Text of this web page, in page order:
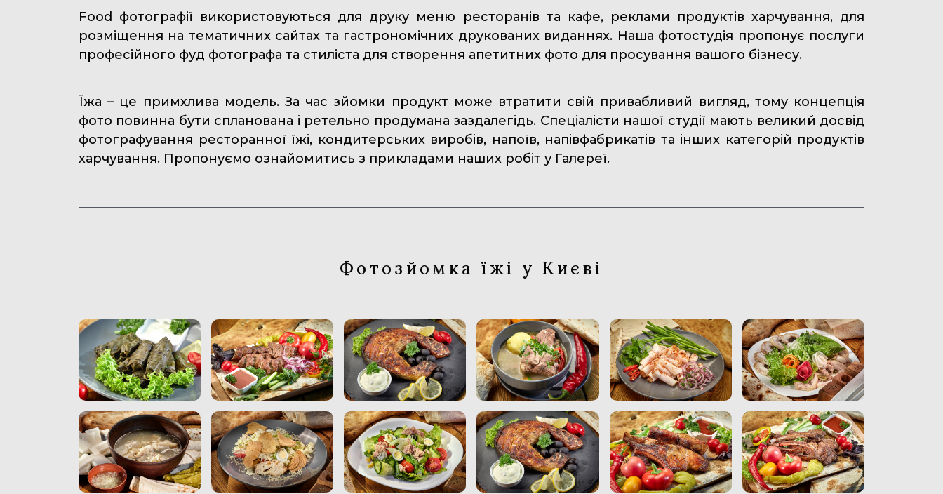
Food фотографії використовуються для друку меню ресторанів та кафе, реклами продуктів харчування, для
розміщення на тематичних сайтах та гастрономічних друкованих виданнях. Наша фотостудія пропонує послуги
професійного фуд фотографа та стиліста для створення апетитних фото для просування вашого бізнесу.
Їжа – це примхлива модель. За час зйомки продукт може втратити свій привабливий вигляд, тому концепція
фото повинна бути спланована і ретельно продумана заздалегідь. Спеціалісти нашої студії мають великий досвід
фотографування ресторанної їжі, кондитерських виробів, напоїв, напівфабрикатів та інших категорій продуктів
харчування. Пропонуємо ознайомитись з прикладами наших робіт у Галереї.
Фотозйомка їжі у Києві